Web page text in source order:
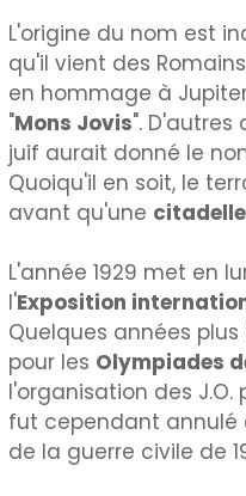
L'origine du nom est
qu'il vient des
en hommage à
"Mons Jovis".
juif aurait donné le
Quoiqu'il en soit, le
avant qu'une citadelle
L'année 1929 met en
l'Exposition
Quelques années
pour les Olympiades
l'organisation des J.O.
fut cependant annulé
de la guerre civile de